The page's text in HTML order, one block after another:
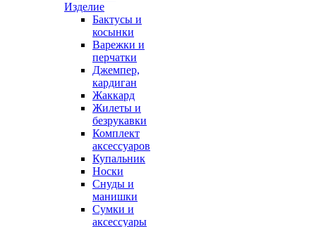
Изделие
Бактусы и
косынки
Варежки и
перчатки
Джемпер,
кардиган
Жаккард
Жилеты и
безрукавки
Комплект
аксессуаров
Купальник
Носки
Снуды и
манишки
Сумки и
аксессуары